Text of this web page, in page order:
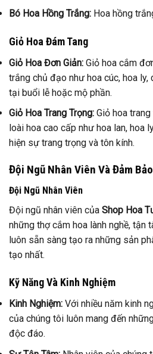
Bó Hoa Hồng Trắng: Hoa hồng
Giỏ Hoa Đám Tang
Giỏ Hoa Đơn Giản: Giỏ hoa cắm
trắng chủ đạo như hoa cúc, hoa ly,
tại buổi lễ hoặc mộ phần.
Giỏ Hoa Trang Trọng: Giỏ hoa
loài hoa cao cấp như hoa lan, hoa
hiện sự trang trọng và tôn kính.
Đội Ngũ Nhân Viên Và Đảm
Đội Ngũ Nhân Viên
Đội ngũ nhân viên của Shop Hoa
những thợ cắm hoa lành nghề, tận
luôn sẵn sàng tạo ra những sản
tạo nhất.
Kỹ Năng Và Kinh Nghiệm
Kinh Nghiệm: Với nhiều năm kinh
của chúng tôi luôn mang đến
độc đáo.